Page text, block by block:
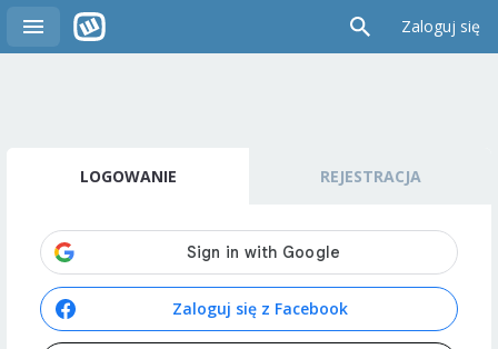
Zaloguj się
LOGOWANIE REJESTRACJA
Zaloguj się z Facebook